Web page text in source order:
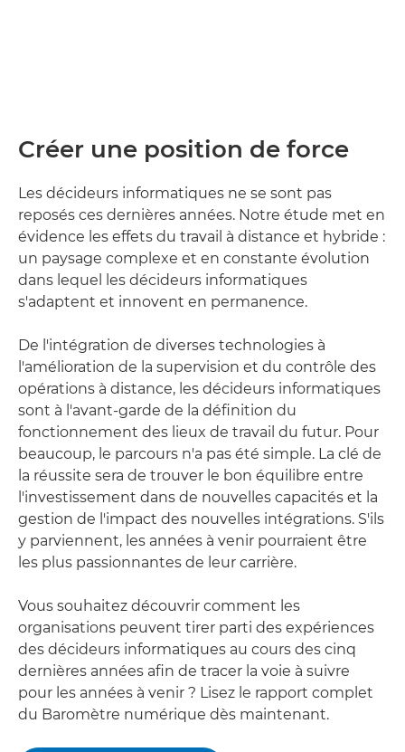
Créer une position de force
Les décideurs informatiques ne se sont pas
reposés ces dernières années. Notre étude met en
évidence les effets du travail à distance et hybride :
un paysage complexe et en constante évolution
dans lequel les décideurs informatiques
s'adaptent et innovent en permanence.
De l'intégration de diverses technologies à
l'amélioration de la supervision et du contrôle des
opérations à distance, les décideurs informatiques
sont à l'avant-garde de la définition du
fonctionnement des lieux de travail du futur. Pour
beaucoup, le parcours n'a pas été simple. La clé de
la réussite sera de trouver le bon équilibre entre
l'investissement dans de nouvelles capacités et la
gestion de l'impact des nouvelles intégrations. S'ils
y parviennent, les années à venir pourraient être
les plus passionnantes de leur carrière.
Vous souhaitez découvrir comment les
organisations peuvent tirer parti des expériences
des décideurs informatiques au cours des cinq
dernières années afin de tracer la voie à suivre
pour les années à venir ? Lisez le rapport complet
du Baromètre numérique dès maintenant.